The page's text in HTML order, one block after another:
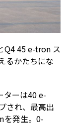
Q4 45 e-tron ス
るかたちにな
ターは40 e-
され、最高出
を発生。0-